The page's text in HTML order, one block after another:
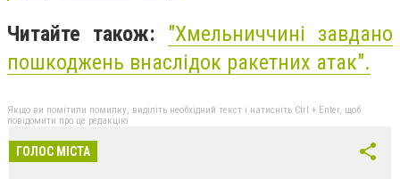
Читайте також: "Хмельниччині завдано
пошкоджень внаслідок ракетних атак".
Якщо ви помітили помилку, виділіть необхідний текст і натисніть Ctrl + Enter, щоб
повідомити про це редакцію
ГОЛОС МІСТА